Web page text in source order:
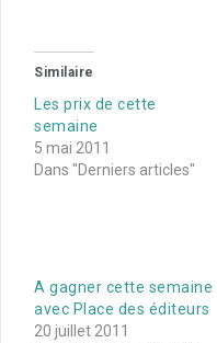
Similaire
Les prix de cette
semaine
5 mai 2011
Dans "Derniers articles"
A gagner cette semaine
avec Place des éditeurs
20 juillet 2011